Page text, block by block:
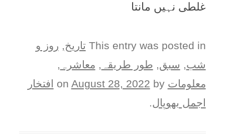
غلطی نہیں مانتا
This entry was posted in تاریخ, روز و
شب, سبق, طور طريقہ , معاشرہ ,
معلومات on
August 28, 2022 by
افتخار
اجمل بھوپال.